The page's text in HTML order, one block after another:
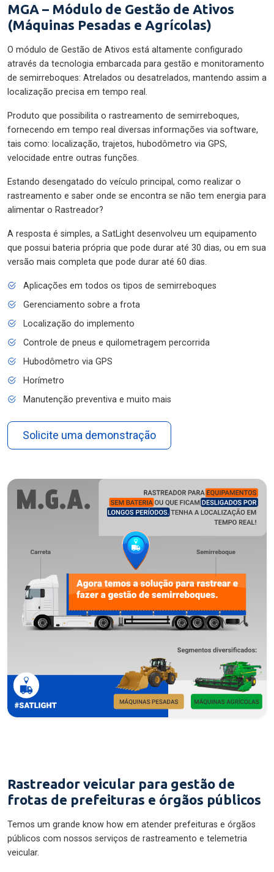
MGA – Módulo de Gestão de Ativos
(Máquinas Pesadas e Agrícolas)
O módulo de Gestão de Ativos está altamente configurado
através da tecnologia embarcada para gestão e monitoramento
de semirreboques: Atrelados ou desatrelados, mantendo assim a
localização precisa em tempo real.
Produto que possibilita o rastreamento de semirreboques,
fornecendo em tempo real diversas informações via software,
tais como: localização, trajetos, hubodômetro via GPS,
velocidade entre outras funções.
Estando desengatado do veículo principal, como realizar o
rastreamento e saber onde se encontra se não tem energia para
alimentar o Rastreador?
A resposta é simples, a SatLight desenvolveu um equipamento
que possui bateria própria que pode durar até 30 dias, ou em sua
versão mais completa que pode durar até 60 dias.
Aplicações em todos os tipos de semirreboques
Gerenciamento sobre a frota
Localização do implemento
Controle de pneus e quilometragem percorrida
Hubodômetro via GPS
Horímetro
Manutenção preventiva e muito mais
Solicite uma demonstração
Rastreador veicular para gestão de
frotas de prefeituras e órgãos públicos
Temos um grande know how em atender prefeituras e órgãos
públicos com nossos serviços de rastreamento e telemetria
veicular.